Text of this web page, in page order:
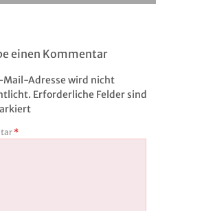
einen Kommentar
Mail-Adresse wird nicht
Erforderliche Felder sind
*